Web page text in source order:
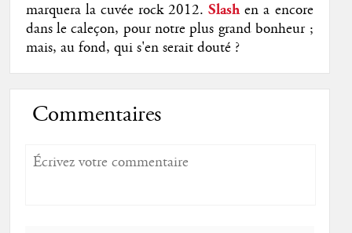
marquera la cuvée rock 2012. Slashen a encore
dans le caleçon, pour notre plus grand bonheur ;
mais, au fond, qui s'en serait douté ?
Commentaires